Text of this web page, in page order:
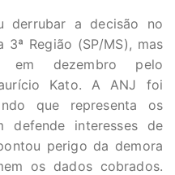
derrubar a decisão no
3ª Região (SP/MS), mas
em dezembro pelo
Kato. A ANJ foi
que representa os
defende interesses de
perigo da demora
os dados cobrados.